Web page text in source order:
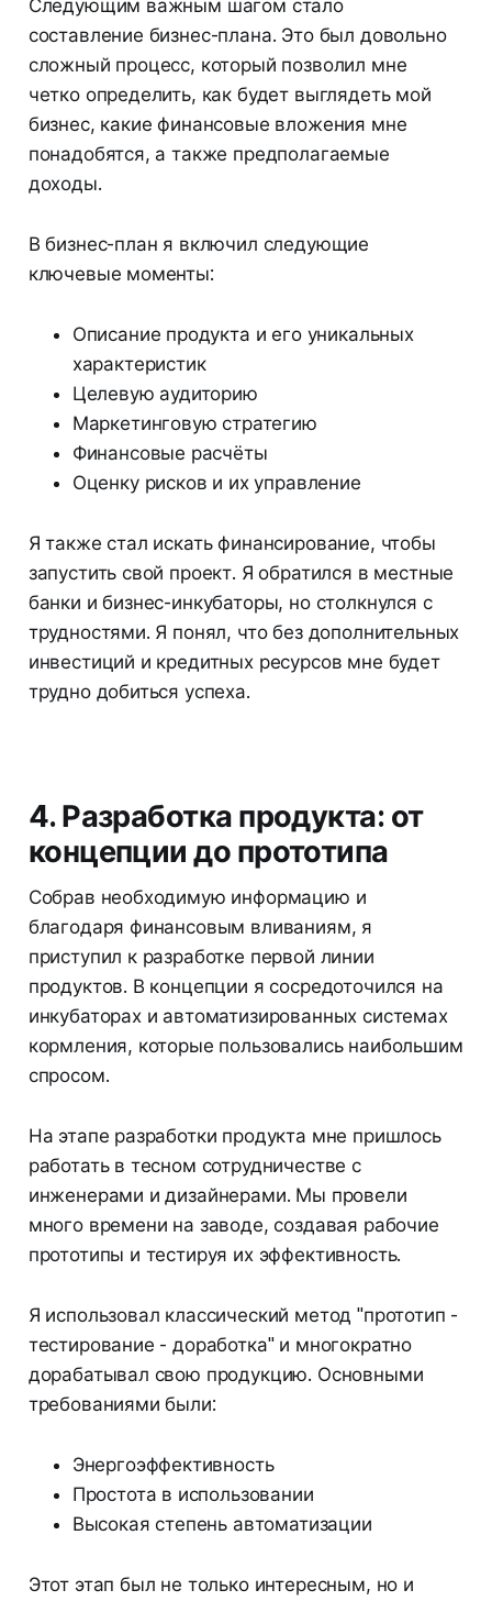
Следующим важным шагом стало
составление бизнес-плана. Это был довольно
сложный процесс, который позволил мне
четко определить, как будет выглядеть мой
бизнес, какие финансовые вложения мне
понадобятся, а также предполагаемые
доходы.
В бизнес-план я включил следующие
ключевые моменты:
Описание продукта и его уникальных
характеристик
Целевую аудиторию
Маркетинговую стратегию
Финансовые расчёты
Оценку рисков и их управление
Я также стал искать финансирование, чтобы
запустить свой проект. Я обратился в местные
банки и бизнес-инкубаторы, но столкнулся с
трудностями. Я понял, что без дополнительных
инвестиций и кредитных ресурсов мне будет
трудно добиться успеха.
4. Разработка продукта: от
концепции до прототипа
Собрав необходимую информацию и
благодаря финансовым вливаниям, я
приступил к разработке первой линии
продуктов. В концепции я сосредоточился на
инкубаторах и автоматизированных системах
кормления, которые пользовались наибольшим
спросом.
На этапе разработки продукта мне пришлось
работать в тесном сотрудничестве с
инженерами и дизайнерами. Мы провели
много времени на заводе, создавая рабочие
прототипы и тестируя их эффективность.
Я использовал классический метод "прототип -
тестирование - доработка" и многократно
дорабатывал свою продукцию. Основными
требованиями были:
Энергоэффективность
Простота в использовании
Высокая степень автоматизации
Этот этап был не только интересным, но и